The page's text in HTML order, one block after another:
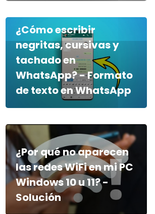
¿Cómo escribir
negritas, cursivas y
tachado en
WhatsApp? - Formato
de texto en WhatsApp
¿Por qué no aparecen
las redes WiFi en mi PC
Windows 10 u 11? -
Solución